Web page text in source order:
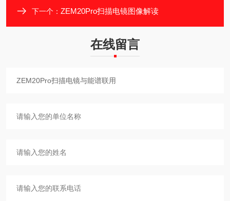
下一个： ZEM20Pro扫描电镜图像解读
在线留言